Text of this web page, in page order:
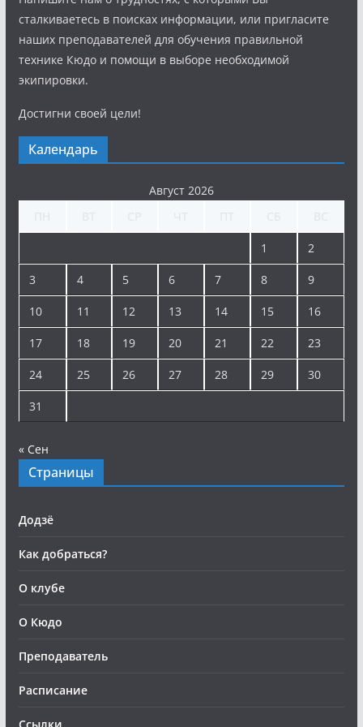
сталкиваетесь в поисках информации, или пригласите
наших преподавателей для обучения правильной
технике Кюдо и помощи в выборе необходимой
экипировки.
Достигни своей цели!
Календарь
Август 2026
1 2
3 4 5 6 7 8 9
10 11 12 13 14 15 16
17 18 19 20 21 22 23
24 25 26 27 28 29 30
31
« Сен
Страницы
Додзё
Как добраться?
О клубе
О Кюдо
Преподаватель
Расписание